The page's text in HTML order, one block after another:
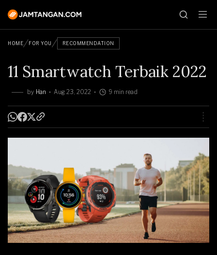
HOME FOR YOU RECOMMENDATION
11 Smartwatch Terbaik 2022
by Han Aug 23, 2022 9 min read